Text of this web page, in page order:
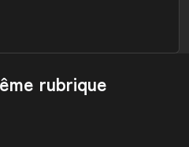
rubrique